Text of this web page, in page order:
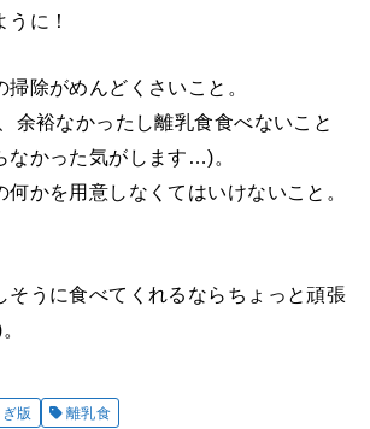
に！
除がめんどくさいこと。
余裕なかったし離乳食食べないこと
なかった気がします…)。
何かを用意しなくてはいけないこと。
そうに食べてくれるならちょっと頑張
版 離乳食